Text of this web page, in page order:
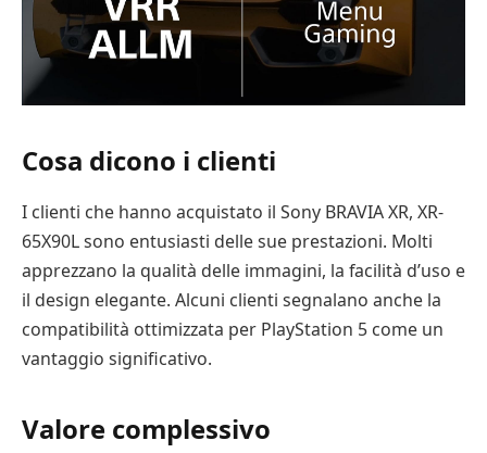
Cosa dicono i clienti
I clienti che hanno acquistato il Sony BRAVIA XR, XR-
65X90L sono entusiasti delle sue prestazioni. Molti
apprezzano la qualità delle immagini, la facilità d’uso e
il design elegante. Alcuni clienti segnalano anche la
compatibilità ottimizzata per PlayStation 5 come un
vantaggio significativo.
Valore complessivo